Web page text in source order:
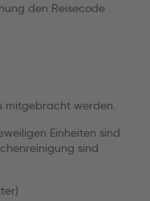
den Reisecode
mitgebracht werden.
Einheiten sind
sind